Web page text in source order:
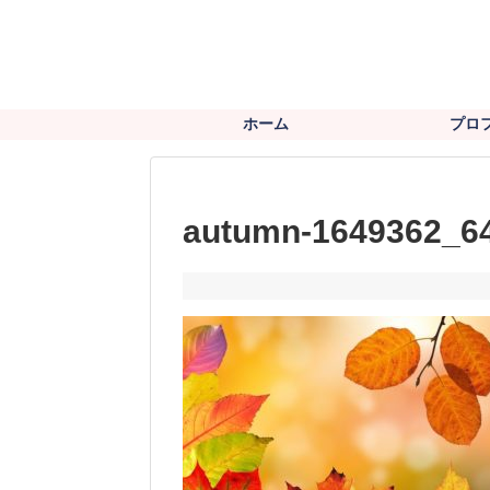
ホーム プロ
autumn-